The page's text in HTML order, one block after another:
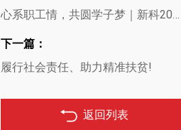
心系职工情，共圆学子梦｜新科2021年度爱心助学资助仪式隆重召开
下一篇：
履行社会责任、助力精准扶贫!
返回列表